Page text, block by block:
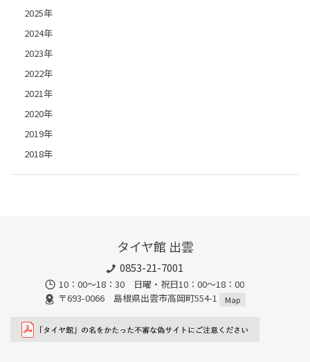
2025年
2024年
2023年
2022年
2021年
2020年
2019年
2018年
タイヤ館 出雲
0853-21-7001
10：00～18：30 日曜・祝日10：00～18：00
〒693-0066 島根県出雲市高岡町554-1
Map